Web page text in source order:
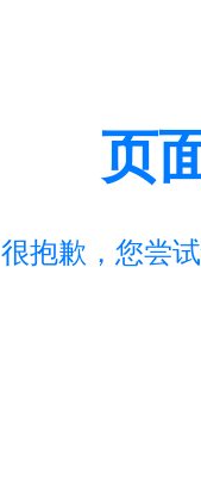
页
很抱歉，您尝